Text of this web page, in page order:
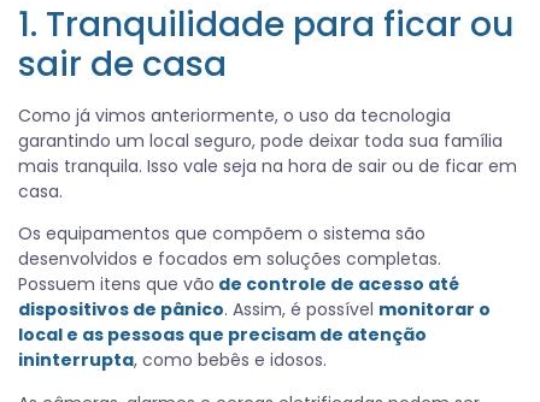
1. Tranquilidade para ficar ou
sair de casa
Como já vimos anteriormente, o uso da tecnologia
garantindo um local seguro, pode deixar toda sua família
mais tranquila. Isso vale seja na hora de sair ou de ficar em
casa.
Os equipamentos que compõem o sistema são
desenvolvidos e focados em soluções completas.
Possuem itens que vão de controle de acesso até
dispositivos de pânico. Assim, é possível monitorar o
local e as pessoas que precisam de atenção
ininterrupta, como bebês e idosos.